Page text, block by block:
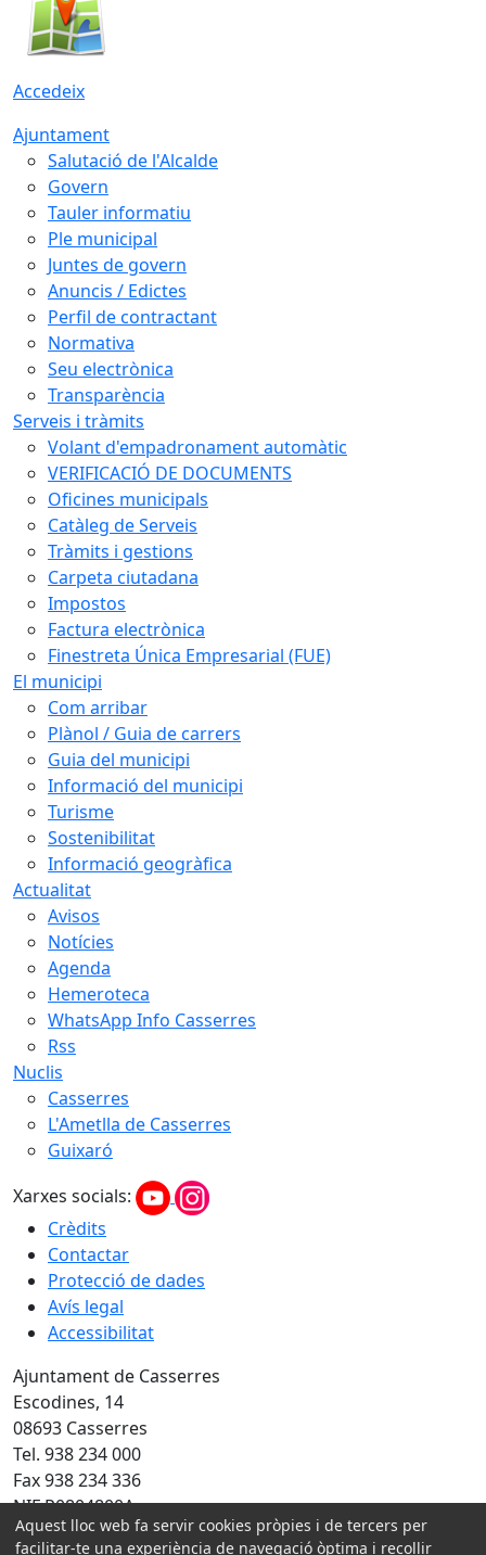
Accedeix
Ajuntament
Salutació de l'Alcalde
Govern
Tauler informatiu
Ple municipal
Juntes de govern
Anuncis / Edictes
Perfil de contractant
Normativa
Seu electrònica
Transparència
Serveis i tràmits
Volant d'empadronament automàtic
VERIFICACIÓ DE DOCUMENTS
Oficines municipals
Catàleg de Serveis
Tràmits i gestions
Carpeta ciutadana
Impostos
Factura electrònica
Finestreta Única Empresarial (FUE)
El municipi
Com arribar
Plànol / Guia de carrers
Guia del municipi
Informació del municipi
Turisme
Sostenibilitat
Informació geogràfica
Actualitat
Avisos
Notícies
Agenda
Hemeroteca
WhatsApp Info Casserres
Rss
Nuclis
Casserres
L'Ametlla de Casserres
Guixaró
Xarxes socials:
Crèdits
Contactar
Protecció de dades
Avís legal
Accessibilitat
Ajuntament de Casserres
Escodines, 14
08693 Casserres
Tel. 938 234 000
Fax 938 234 336
NIF P0804800A
Amb la col·laboració de:
Aquest lloc web fa servir cookies pròpies i de tercers per
facilitar-te una experiència de navegació òptima i recollir